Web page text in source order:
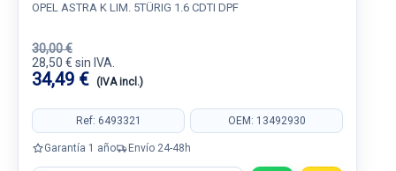
OPEL ASTRA K LIM. 5TÜRIG 1.6 CDTI DPF
30,00 €
28,50 € sin IVA.
34,49 € (IVA incl.)
Ref: 6493321 OEM: 13492930
Garantía 1 año Envío 24-48h